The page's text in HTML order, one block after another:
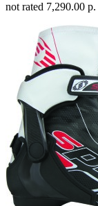
not rated 7,290.00 р.